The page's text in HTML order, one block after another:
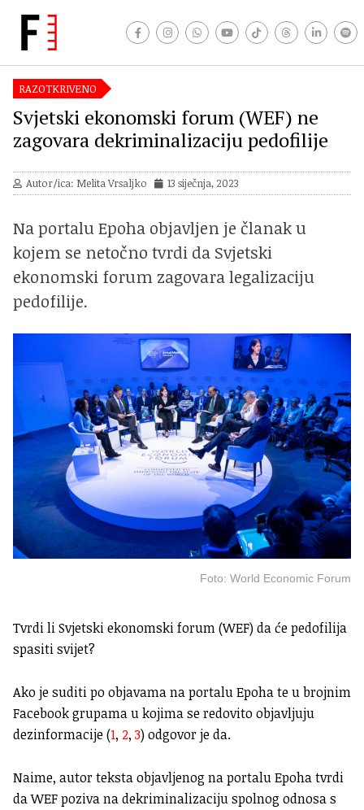
RAZOTKRIVENO
Svjetski ekonomski forum (WEF) ne
zagovara dekriminalizaciju pedofilije
Autor/ica: Melita Vrsaljko 13 siječnja, 2023
Na portalu Epoha objavljen je članak u
kojem se netočno tvrdi da Svjetski
ekonomski forum zagovara legalizaciju
pedofilije.
Foto: World Economic Forum
Tvrdi li Svjetski ekonomski forum (WEF) da će pedofilija
spasiti svijet?
Ako je suditi po objavama na portalu Epoha te u brojnim
Facebook grupama u kojima se redovito objavljuju
dezinformacije (1, 2, 3) odgovor je da.
Naime, autor teksta objavljenog na portalu Epoha tvrdi
da WEF poziva na dekriminalizaciju spolnog odnosa s